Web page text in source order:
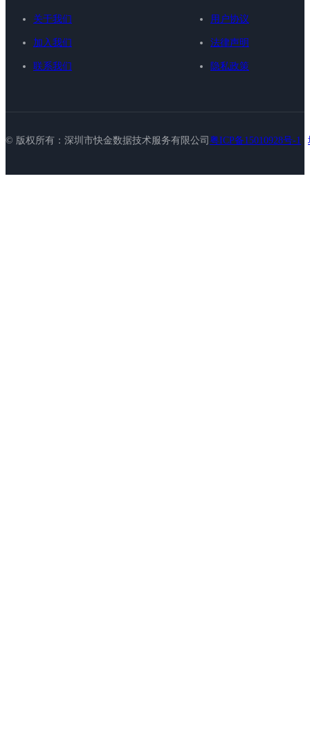
关于我们
加入我们
联系我们
用户协议
法律声明
隐私政策
© 版权所有：深圳市快金数据技术服务有限公司 粤ICP备15010928号-1